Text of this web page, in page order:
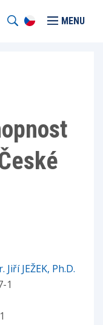
MENU
Jiří JEŽEK, Ph.D.
1